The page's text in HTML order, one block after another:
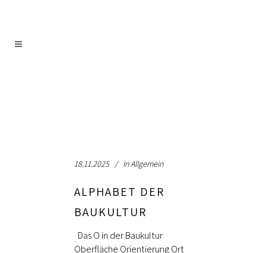
18.11.2025 InAllgemein
ALPHABET DER
BAUKULTUR
Das O in der Baukultur
Oberfläche Orientierung Ort